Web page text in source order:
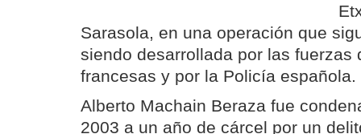
Sarasola, en una operación que
siendo desarrollada por las fuerzas
francesas y por la Policía española.
Alberto Machain Beraza fue
2003 a un año de cárcel por un